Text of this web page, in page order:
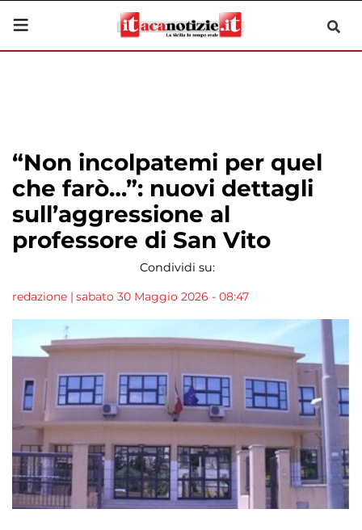
“Non incolpatemi per quel
che farò…”: nuovi dettagli
sull’aggressione al
professore di San Vito
Condividi su:
redazione | sabato 30 Maggio 2026 - 08:47